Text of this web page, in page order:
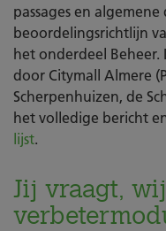
passages en
beoordelingsrichtlijn
het onderdeel
door Citymall Almere
Scherpenhuizen, de
het volledige bericht
lijst.
Jij vraagt,